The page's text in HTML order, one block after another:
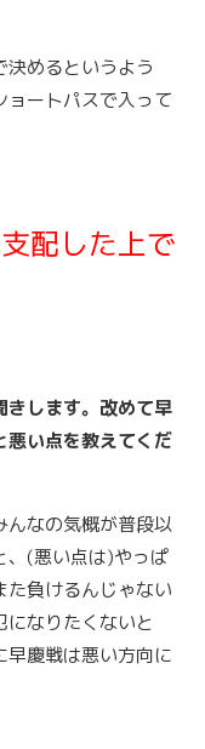
めるというよう
ョートパスで入って
配した上で
します。改めて早
悪い点を教えてくだ
んなの気概が普段以
、(悪い点は)やっぱ
た負けるんじゃない
なりたくないと
早慶戦は悪い方向に